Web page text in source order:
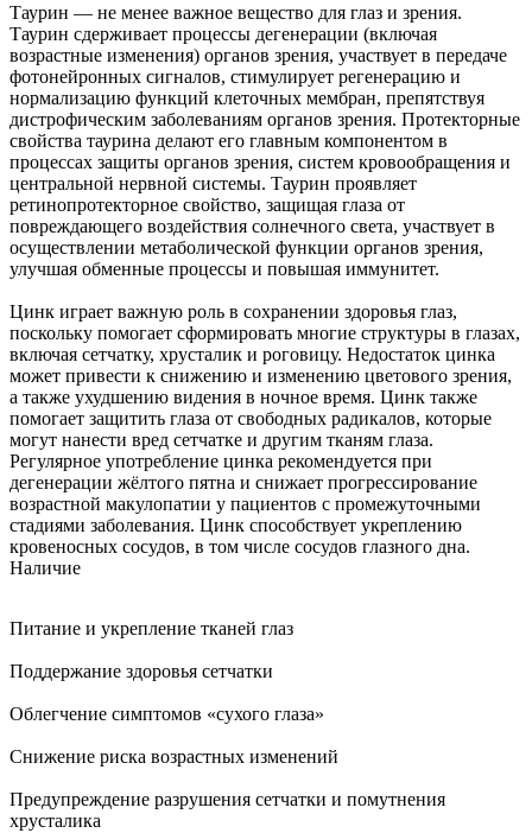
Таурин ― не менее важное вещество для глаз и зрения.
Таурин сдерживает процессы дегенерации (включая
возрастные изменения) органов зрения, участвует в передаче
фотонейронных сигналов, стимулирует регенерацию и
нормализацию функций клеточных мембран, препятствуя
дистрофическим заболеваниям органов зрения. Протекторные
свойства таурина делают его главным компонентом в
процессах защиты органов зрения, систем кровообращения и
центральной нервной системы. Таурин проявляет
ретинопротекторное свойство, защищая глаза от
повреждающего воздействия солнечного света, участвует в
осуществлении метаболической функции органов зрения,
улучшая обменные процессы и повышая иммунитет.
Цинк играет важную роль в сохранении здоровья глаз,
поскольку помогает сформировать многие структуры в глазах,
включая сетчатку, хрусталик и роговицу. Недостаток цинка
может привести к снижению и изменению цветового зрения,
а также ухудшению видения в ночное время. Цинк также
помогает защитить глаза от свободных радикалов, которые
могут нанести вред сетчатке и другим тканям глаза.
Регулярное употребление цинка рекомендуется при
дегенерации жёлтого пятна и снижает прогрессирование
возрастной макулопатии у пациентов с промежуточными
стадиями заболевания. Цинк способствует укреплению
кровеносных сосудов, в том числе сосудов глазного дна.
Наличие
Питание и укрепление тканей глаз
Поддержание здоровья сетчатки
Облегчение симптомов «сухого глаза»
Снижение риска возрастных изменений
Предупреждение разрушения сетчатки и помутнения
хрусталика